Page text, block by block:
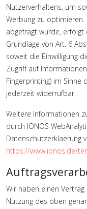
Nutzerverhaltens, um
Werbung zu optimieren.
abgefragt wurde,
Grundlage von Art. 6
soweit die Einwilligung
Zugriff auf
Fingerprinting) im Sinne
jederzeit widerrufbar.
Weitere Informationen
durch IONOS
Datenschutzerklaerung
https://www.ionos.de/
Wir haben einen Vertrag
Nutzung des oben